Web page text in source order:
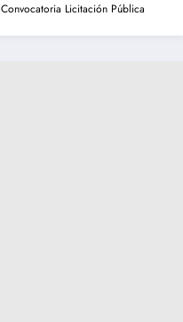
Convocatoria Licitación Pública